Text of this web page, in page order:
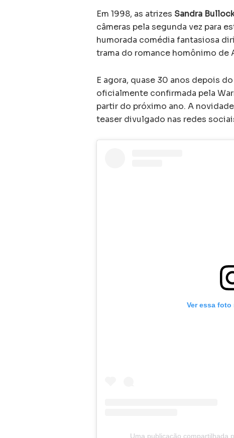
Em 1998, as atrizes Sandra
câmeras pela segunda vez para
humorada comédia fantasiosa
trama do romance homônimo de
E agora, quase 30 anos depois
oficialmente confirmada pela
partir do próximo ano. A
teaser divulgado nas redes
Ver essa
Uma publicação compartilhada